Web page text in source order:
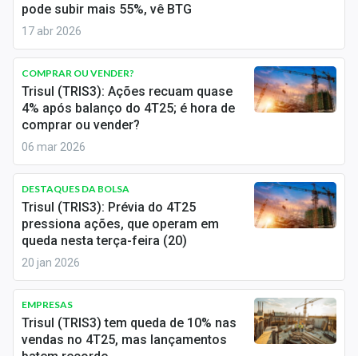
Finanças Pessoais
Economia
Empresas
Brasil
Política
Colunas
Internacional
Marketing
pode subir mais 55%, vê BTG
17 abr 2026
COMPRAR OU VENDER?
Trisul (TRIS3): Ações recuam quase
4% após balanço do 4T25; é hora de
comprar ou vender?
06 mar 2026
DESTAQUES DA BOLSA
Trisul (TRIS3): Prévia do 4T25
pressiona ações, que operam em
queda nesta terça-feira (20)
20 jan 2026
EMPRESAS
Trisul (TRIS3) tem queda de 10% nas
vendas no 4T25, mas lançamentos